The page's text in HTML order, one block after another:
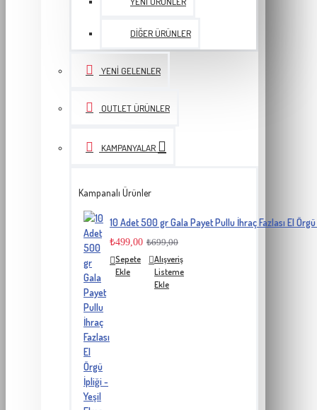
DIĞER ÜRÜNLER
YENI GELENLER
OUTLET ÜRÜNLER
KAMPANYALAR
Kampanalı Ürünler
10 Adet 500 gr Gala Payet Pullu İhraç Fazlası El
₺499,00 ₺699,00
Sepete
Ekle
Alışveriş
Listeme
Ekle